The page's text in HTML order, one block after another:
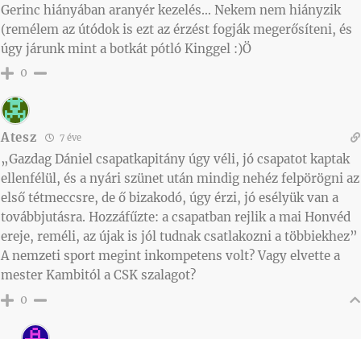
Gerinc hiányában aranyér kezelés… Nekem nem hiányzik
(remélem az útódok is ezt az érzést fogják megerősíteni, és
úgy járunk mint a botkát pótló Kinggel :)Ö
0
Atesz 7 éve
„Gazdag Dániel csapatkapitány úgy véli, jó csapatot kaptak
ellenfélül, és a nyári szünet után mindig nehéz felpörögni az
első tétmeccsre, de ő bizakodó, úgy érzi, jó esélyük van a
továbbjutásra. Hozzáfűzte: a csapatban rejlik a mai Honvéd
ereje, reméli, az újak is jól tudnak csatlakozni a többiekhez”
A nemzeti sport megint inkompetens volt? Vagy elvette a
mester Kambitól a CSK szalagot?
0